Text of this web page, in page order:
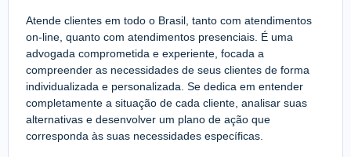
Atende clientes em todo o Brasil, tanto com atendimentos
on-line, quanto com atendimentos presenciais. É uma
advogada comprometida e experiente, focada a
compreender as necessidades de seus clientes de forma
individualizada e personalizada. Se dedica em entender
completamente a situação de cada cliente, analisar suas
alternativas e desenvolver um plano de ação que
corresponda às suas necessidades específicas.